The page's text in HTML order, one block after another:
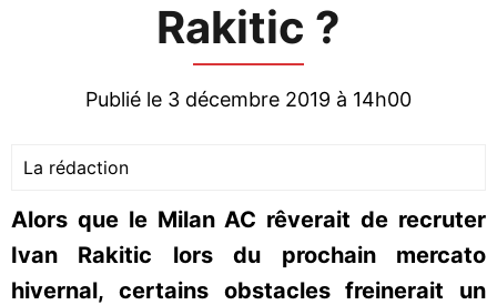
Rakitic ?
Publié le 3 décembre 2019 à 14h00
La rédaction
Alors que le Milan AC rêverait de recruter
Ivan Rakitic lors du prochain mercato
hivernal, certains obstacles freinerait un